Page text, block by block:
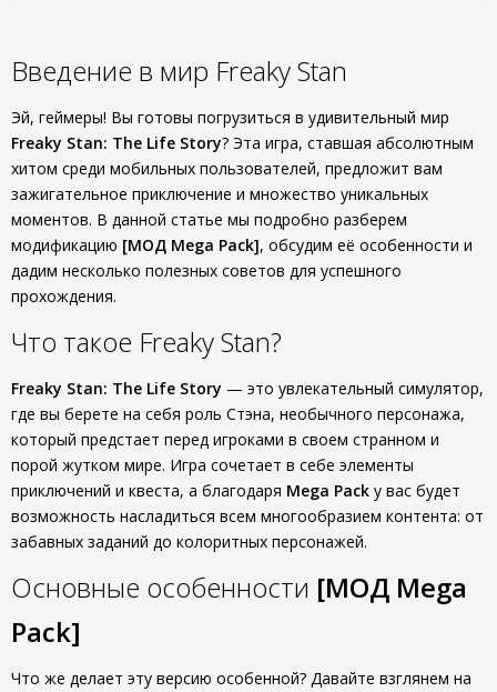
Введение в мир Freaky Stan
Эй, геймеры! Вы готовы погрузиться в удивительный мир
Freaky Stan: The Life Story? Эта игра, ставшая абсолютным
хитом среди мобильных пользователей, предложит вам
зажигательное приключение и множество уникальных
моментов. В данной статье мы подробно разберем
модификацию [МОД Mega Pack], обсудим её особенности и
дадим несколько полезных советов для успешного
прохождения.
Что такое Freaky Stan?
Freaky Stan: The Life Story — это увлекательный симулятор,
где вы берете на себя роль Стэна, необычного персонажа,
который предстает перед игроками в своем странном и
порой жутком мире. Игра сочетает в себе элементы
приключений и квеста, а благодаря Mega Pack у вас будет
возможность насладиться всем многообразием контента: от
забавных заданий до колоритных персонажей.
Основные особенности [МОД Mega
Pack]
Что же делает эту версию особенной? Давайте взглянем на